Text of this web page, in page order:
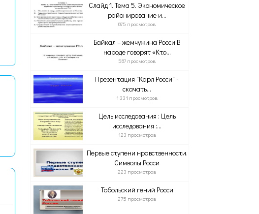
Слайд 1. Тема 5. Экономическое
районирование и...
875 просмотров
Байкал – жемчужина Росси В
народе говорят «Кто...
587 просмотров
Презентация "Карл Росси" -
скачать...
1 331 просмотров
Цель исследования : Цель
исследования :...
123 просмотров
Первые ступени нравственности.
Символы Росси
223 просмотров
Тобольский гений Росси
275 просмотров